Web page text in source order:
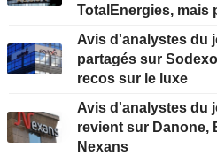
TotalEnergies, mais
Avis d'analystes du
partagés sur
recos sur le luxe
Avis d'analystes du
revient sur Danone,
Nexans